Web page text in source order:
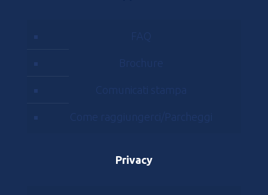
FAQ
Brochure
Comunicati stampa
Come raggiungerci/Parcheggi
Privacy